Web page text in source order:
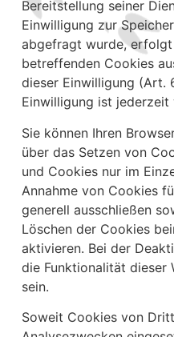
Bereitstellung seiner
Einwilligung zur
abgefragt wurde,
betreffenden Cookies
dieser Einwilligung (Art.
Einwilligung ist jederzeit
Sie können Ihren
über das Setzen von
und Cookies nur im
Annahme von Cookies
generell ausschließen
Löschen der Cookies
aktivieren. Bei der
die Funktionalität dieser
sein.
Soweit Cookies von